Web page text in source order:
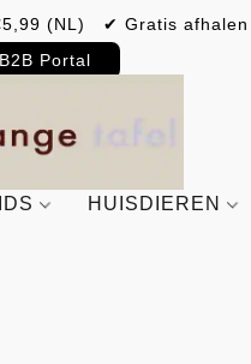
(NL) ✔ Gratis afhalen
B2B Portal
HUISDIEREN